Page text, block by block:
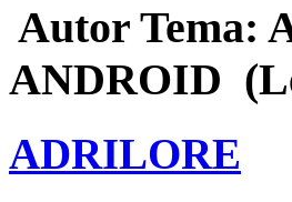
Autor Tema:
ANDROID
ADRILORE